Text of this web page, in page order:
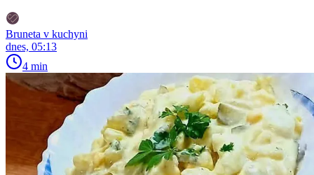
Bruneta v kuchyni
dnes, 05:13
4 min